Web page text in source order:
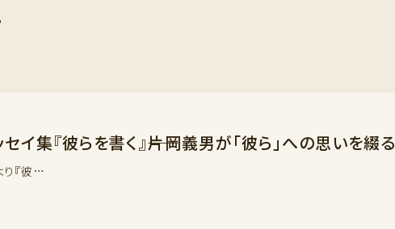
イ集『彼らを書く』――片岡義男が「彼ら」への思いを綴る
り『彼…